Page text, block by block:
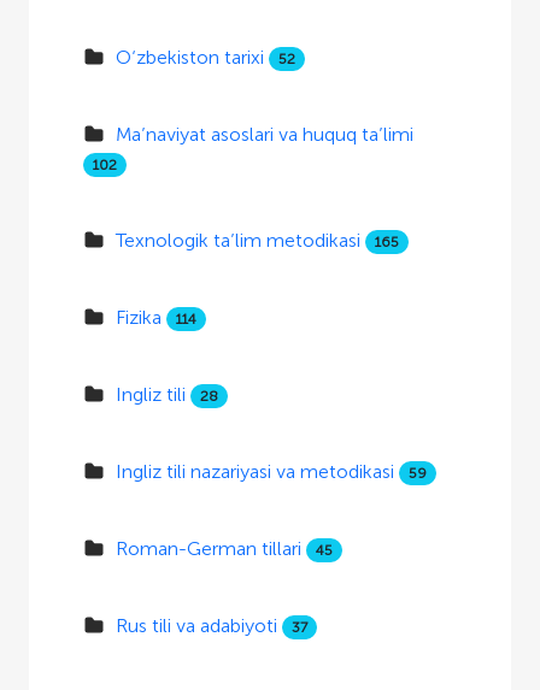
O‘zbekiston tarixi 52
Ma’naviyat asoslari va huquq ta’limi
102
Texnologik ta’lim metodikasi 165
Fizika 114
Ingliz tili 28
Ingliz tili nazariyasi va metodikasi 59
Roman-German tillari 45
Rus tili va adabiyoti 37